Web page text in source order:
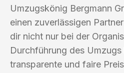
Umzugskönig Bergmann
einen zuverlässigen
dir nicht nur bei der
Durchführung des
transparente und faire